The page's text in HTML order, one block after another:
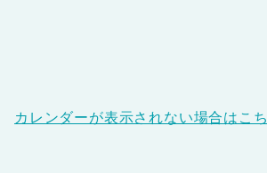
カレンダーが表示されない場合はこ